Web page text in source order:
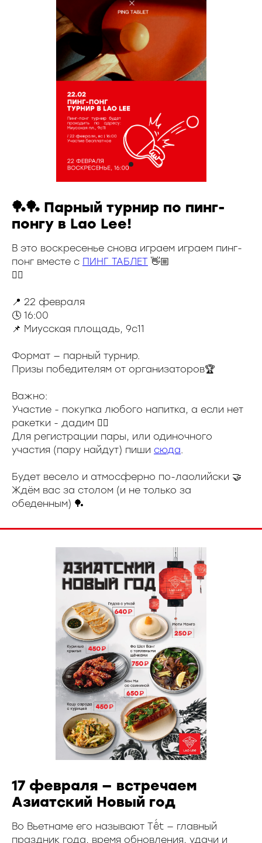
🏓🏓 Парный турнир по пинг-
понгу в Lao Lee!
В это воскресенье снова играем играем пинг-
понг вместе с ПИНГ ТАБЛЕТ 👋🏼
🙂‍↕️
📍 22 февраля
🕓 16:00
📌 Миусская площадь, 9с11
Формат — парный турнир.
Призы победителям от организаторов🏆
Важно:
Участие - покупка любого напитка, а если нет
ракетки - дадим 👌🏽
Для регистрации пары, или одиночного
участия (пару найдут) пиши сюда.
Будет весело и атмосферно по-лаолийски 🤝
Ждём вас за столом (и не только за
обеденным) 🏓
17 февраля — встречаем
Азиатский Новый год
Во Вьетнаме его называют Тết — главный
праздник года, время обновления, удачи и